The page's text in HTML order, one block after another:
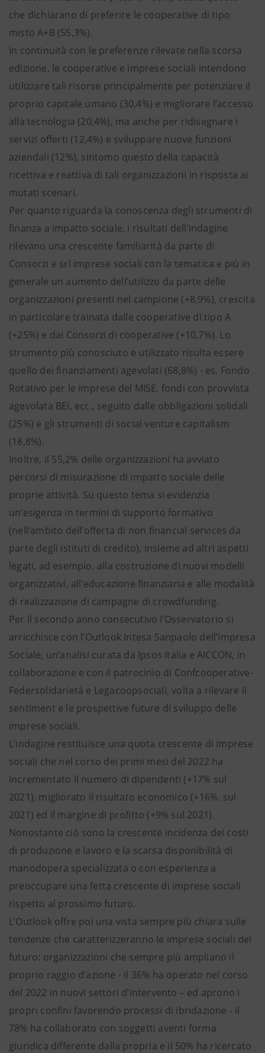
che dichiarano di preferire le cooperative di tipo
misto A+B (55,3%).
In continuità con le preferenze rilevate nella scorsa
edizione, le cooperative e imprese sociali intendono
utilizzare tali risorse principalmente per potenziare il
proprio capitale umano (30,4%) e migliorare l’accesso
alla tecnologia (20,4%), ma anche per ridisegnare i
servizi offerti (12,4%) e sviluppare nuove funzioni
aziendali (12%), sintomo questo della capacità
ricettiva e reattiva di tali organizzazioni in risposta ai
mutati scenari.
Per quanto riguarda la conoscenza degli strumenti di
finanza a impatto sociale, i risultati dell’indagine
rilevano una crescente familiarità da parte di
Consorzi e srl imprese sociali con la tematica e più in
generale un aumento dell’utilizzo da parte delle
organizzazioni presenti nel campione (+8,9%), crescita
in particolare trainata dalle cooperative di tipo A
(+25%) e dai Consorzi di cooperative (+10,7%). Lo
strumento più conosciuto e utilizzato risulta essere
quello dei finanziamenti agevolati (68,8%) - es. Fondo
Rotativo per le imprese del MISE, fondi con provvista
agevolata BEI, ecc., seguito dalle obbligazioni solidali
(25%) e gli strumenti di social venture capitalism
(18,8%).
Inoltre, il 55,2% delle organizzazioni ha avviato
percorsi di misurazione di impatto sociale delle
proprie attività. Su questo tema si evidenzia
un’esigenza in termini di supporto formativo
(nell’ambito dell’offerta di non financial services da
parte degli istituti di credito), insieme ad altri aspetti
legati, ad esempio, alla costruzione di nuovi modelli
organizzativi, all’educazione finanziaria e alle modalità
di realizzazione di campagne di crowdfunding.
Per il secondo anno consecutivo l’Osservatorio si
arricchisce con l’Outlook Intesa Sanpaolo dell’Impresa
Sociale, un’analisi curata da Ipsos Italia e AICCON, in
collaborazione e con il patrocinio di Confcooperative-
Federsolidarietà e Legacoopsociali, volta a rilevare il
sentiment e le prospettive future di sviluppo delle
imprese sociali.
L’indagine restituisce una quota crescente di imprese
sociali che nel corso dei primi mesi del 2022 ha
incrementato il numero di dipendenti (+17% sul
2021), migliorato il risultato economico (+16%. sul
2021) ed il margine di profitto (+9% sul 2021).
Nonostante ciò sono la crescente incidenza dei costi
di produzione e lavoro e la scarsa disponibilità di
manodopera specializzata o con esperienza a
preoccupare una fetta crescente di imprese sociali
rispetto al prossimo futuro.
L’Outlook offre poi una vista sempre più chiara sulle
tendenze che caratterizzeranno le imprese sociali del
futuro: organizzazioni che sempre più ampliano il
proprio raggio d’azione - il 36% ha operato nel corso
del 2022 in nuovi settori d’intervento – ed aprono i
propri confini favorendo processi di ibridazione - il
78% ha collaborato con soggetti aventi forma
giuridica differente dalla propria e il 50% ha ricercato